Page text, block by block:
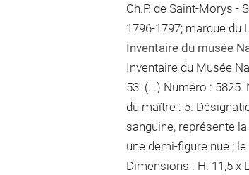
Ch.P. de Saint-Morys -
1796-1797; marque du
Inventaire du musée
Inventaire du Musée
53. (...) Numéro :
du maître : 5.
sanguine, représente
une demi-figure nue ;
Dimensions : H. 11,5 x